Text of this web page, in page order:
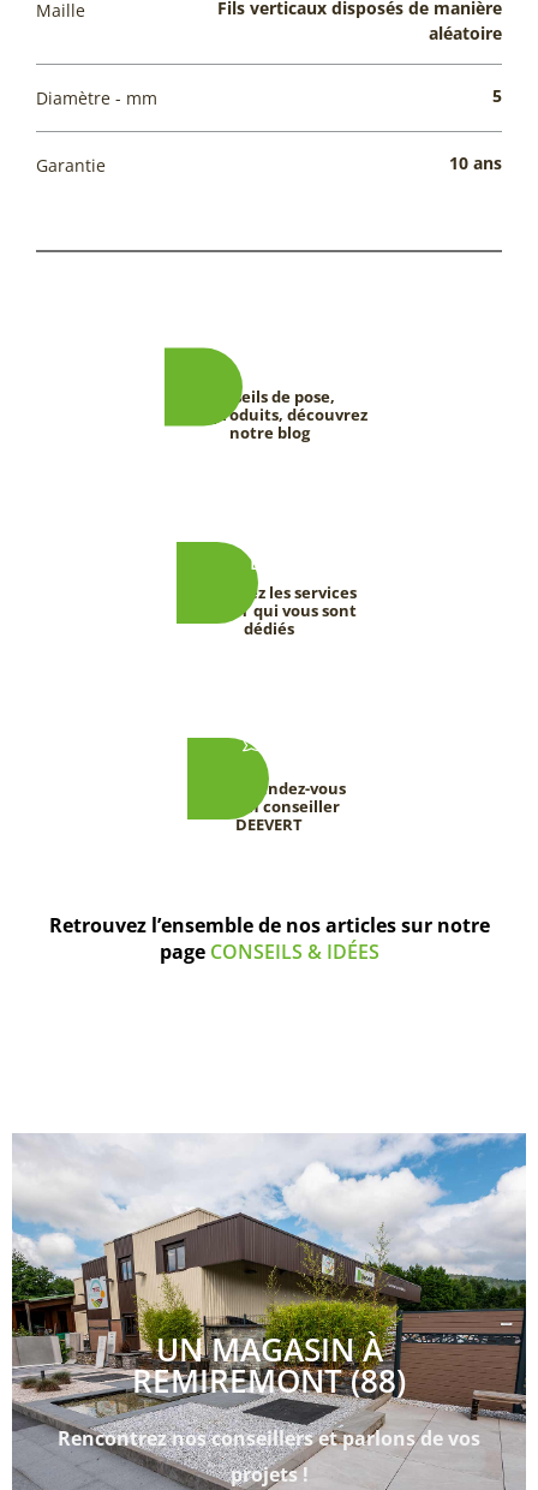
Maille
Fils verticaux disposés de manière
aléatoire
Diamètre - mm 5
Garantie 10 ans
Conseils de pose,
tests produits, découvrez
notre blog
Découvrez les services
DEEVERT qui vous sont
dédiés
Prenez rendez-vous
avec un conseiller
DEEVERT
Retrouvez l’ensemble de nos articles sur notre
page CONSEILS & IDÉES
UN MAGASIN À
REMIREMONT (88)
Rencontrez nos conseillers et parlons de vos
projets !